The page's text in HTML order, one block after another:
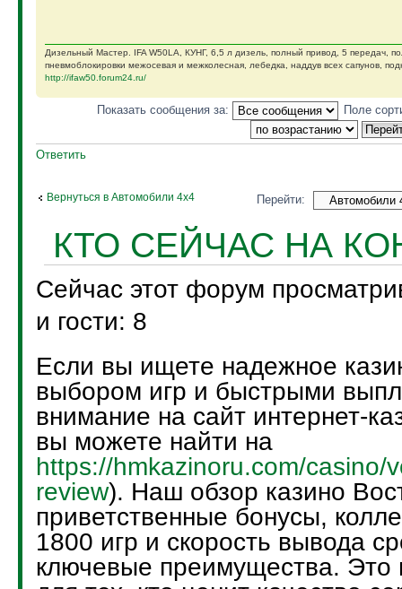
Дизельный Мастер. IFA W50LA, КУНГ, 6,5 л дизель, полный привод, 5 передач,
пневмоблокировки межосевая и межколесная, лебедка, наддув всех сапунов,
http://ifaw50.forum24.ru/
Показать сообщения за: Поле
Ответить
Вернуться в Автомобили 4х4 Перейти:
КТО СЕЙЧАС НА
Сейчас этот форум
и гости: 8
Если вы ищете надежное
выбором игр и быстрыми
внимание на сайт интернет-
вы можете найти на
https://hmkazinoru.com/casino/
review). Наш обзор казино
приветственные бонусы,
1800 игр и скорость вывода
ключевые преимущества.